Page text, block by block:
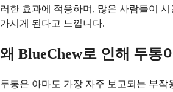
러한 효과에 적응하며, 많은 사람들이
가시게 된다고 느낍니다.
왜 BlueChew로 인해 두통
두통은 아마도 가장 자주 보고되는 부작